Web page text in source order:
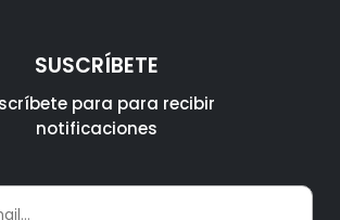
SUSCRÍBETE
para para recibir
notificaciones